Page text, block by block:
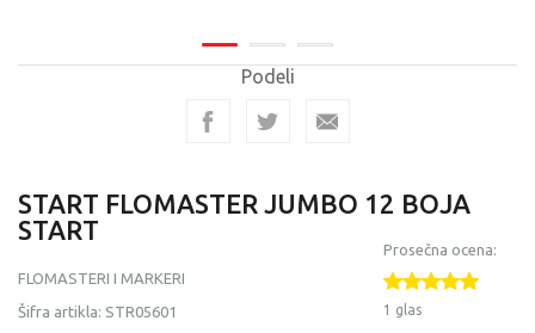
Podeli
START FLOMASTER JUMBO 12 BOJA
START
FLOMASTERI I MARKERI
Šifra artikla: STR05601
Prosečna ocena:
1 glas